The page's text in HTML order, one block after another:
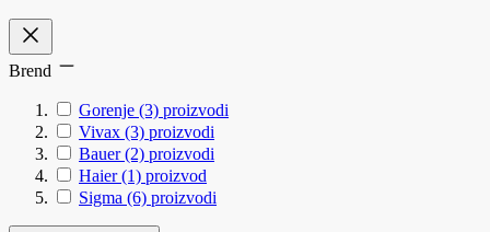
Brend
Gorenje (3) proizvodi
Vivax (3) proizvodi
Bauer (2) proizvodi
Haier (1) proizvod
Sigma (6) proizvodi